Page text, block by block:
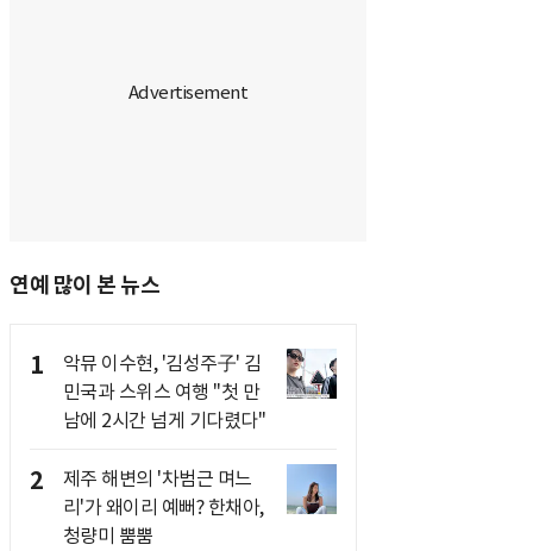
연예 많이 본 뉴스
1
악뮤 이수현, '김성주子' 김
민국과 스위스 여행 "첫 만
남에 2시간 넘게 기다렸다"
2
제주 해변의 '차범근 며느
리'가 왜이리 예뻐? 한채아,
청량미 뿜뿜